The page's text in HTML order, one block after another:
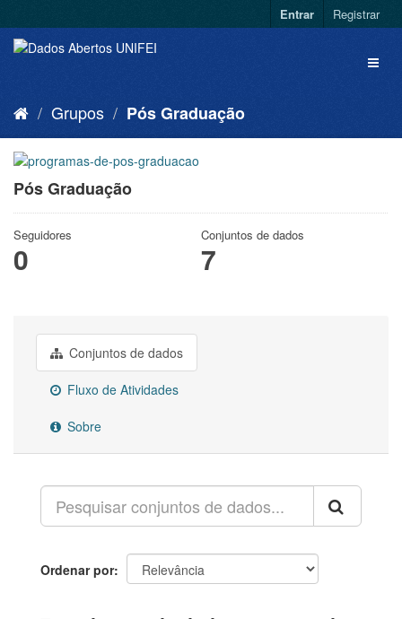
Entrar Registrar
Grupos Pós Graduação
Pós Graduação
Seguidores
0
Conjuntos de dados
7
Conjuntos de dados
Fluxo de Atividades
Sobre
Ordenar por